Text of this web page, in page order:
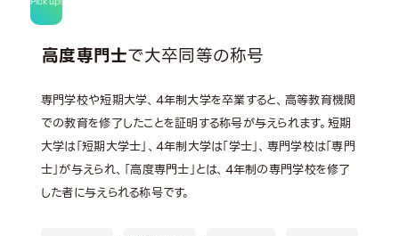
高度専門士で大卒同等の称号
専門学校や短期大学、4年制大学を卒業すると、高等教育機関
での教育を修了したことを証明する称号が与えられます。短期
大学は「短期大学士」、4年制大学は「学士」、専門学校は「専門
士」が与えられ、「高度専門士」とは、4年制の専門学校を修了
した者に与えられる称号です。